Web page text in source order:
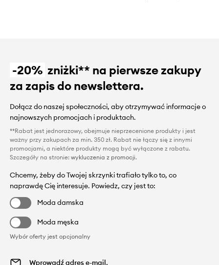
-20% zniżki** na pierwsze zakupy
za zapis do newslettera.
Dołącz do naszej społeczności, aby otrzymywać informacje o
najnowszych promocjach i produktach.
**Rabat jest jednorazowy, obejmuje nieprzecenione produkty i jest
ważny przy zakupach za min. 350 zł. Rabat nie łączy się z innymi
promocjami, a niektóre produkty mogą być wyłączone z rabatu.
Szczegóły na stronie: wykluczenia z promocji.
Chcemy, żeby do Twojej skrzynki trafiało tylko to, co
naprawdę Cię interesuje. Powiedz, czy jest to:
Moda damska
Moda męska
Wybór oferty jest opcjonalny